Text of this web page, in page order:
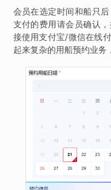
会员在选定时间和船只
支付的费用请会员确认
接使用支付宝/微信在线
起来复杂的用船预约业务